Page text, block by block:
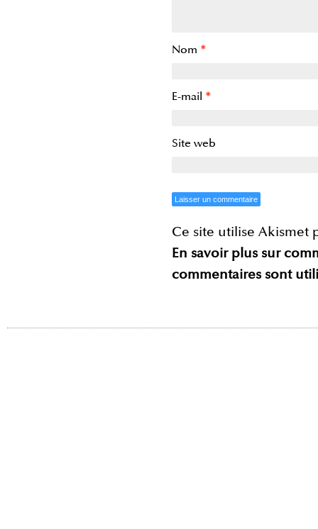
Nom *
E-mail *
Site web
Ce site utilise Akismet
En savoir plus sur
commentaires sont